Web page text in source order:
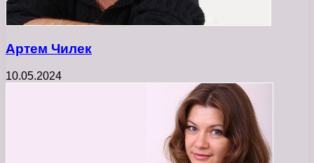
Артем Чилек
10.05.2024